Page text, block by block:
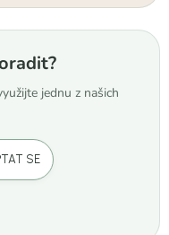
jednu z našich
SE